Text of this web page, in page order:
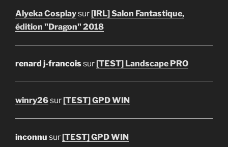
Alyeka Cosplaysur[IRL] Salon Fantastique,
édition "Dragon" 2018
renard j-francoissur[TEST] Landscape PRO
winry26sur[TEST] GPD WIN
inconnu sur[TEST] GPD WIN